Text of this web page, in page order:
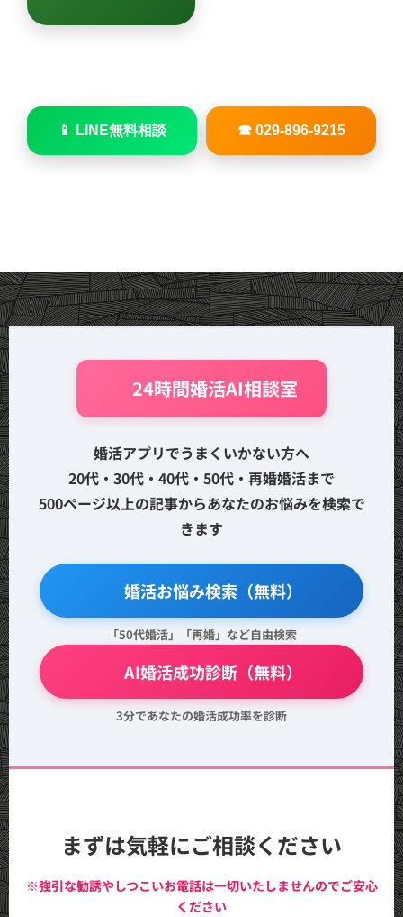
📱 LINE無料相談 ☎ 029-896-9215
🤖 24時間婚活AI相談室
婚活アプリでうまくいかない方へ
20代・30代・40代・50代・再婚婚活まで
500ページ以上の記事からあなたのお悩みを検索で
きます
🔍 婚活お悩み検索（無料）
「50代婚活」「再婚」など自由検索
💖 AI婚活成功診断（無料）
3分であなたの婚活成功率を診断
まずは気軽にご相談ください
※強引な勧誘やしつこいお電話は一切いたしませんのでご安心
ください